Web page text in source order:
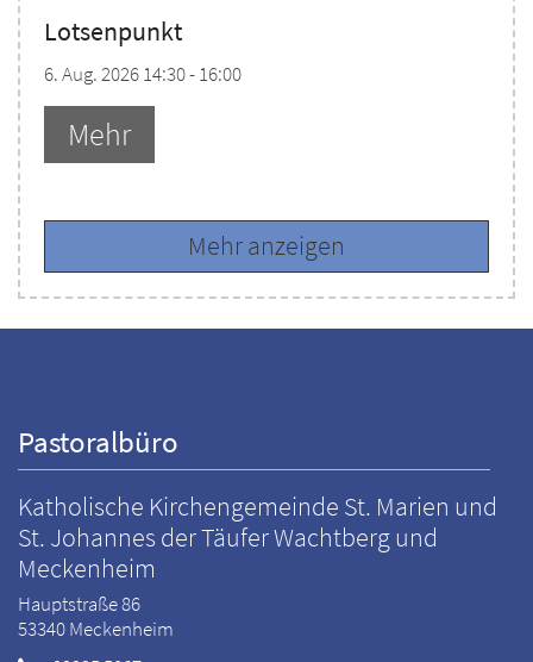
Lotsenpunkt
6. Aug. 2026 14:30 - 16:00
Mehr
Mehr anzeigen
Pastoralbüro
Katholische Kirchengemeinde St. Marien und
St. Johannes der Täufer Wachtberg und
Meckenheim
Hauptstraße 86
53340Meckenheim